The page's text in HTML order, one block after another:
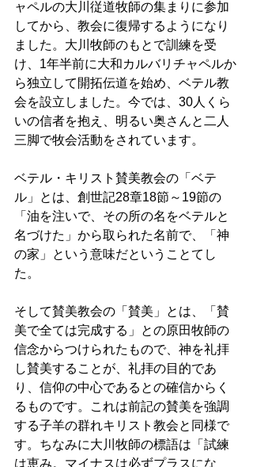
ャペルの大川従道牧師の集まりに参加
してから、教会に復帰するようになり
ました。大川牧師のもとで訓練を受
け、1年半前に大和カルバリチャペルか
ら独立して開拓伝道を始め、ベテル教
会を設立しました。今では、30人くら
いの信者を抱え、明るい奥さんと二人
三脚で牧会活動をされています。
ベテル・キリスト賛美教会の「ベテ
ル」とは、創世記28章18節～19節の
「油を注いで、その所の名をベテルと
名づけた」から取られた名前で、「神
の家」という意味だということてし
た。
そして賛美教会の「賛美」とは、「賛
美で全ては完成する」との原田牧師の
信念からつけられたもので、神を礼拝
し賛美することが、礼拝の目的であ
り、信仰の中心であるとの確信からく
るものです。これは前記の賛美を強調
する子羊の群れキリスト教会と同様で
す。ちなみに大川牧師の標語は「試練
は恵み。マイナスは必ずプラスにな